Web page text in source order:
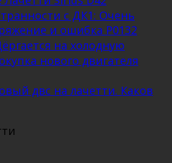
с ДК1: Очень
и ошибка Р0132
на холодную
нового двигателя
двс на лачетти. Каков